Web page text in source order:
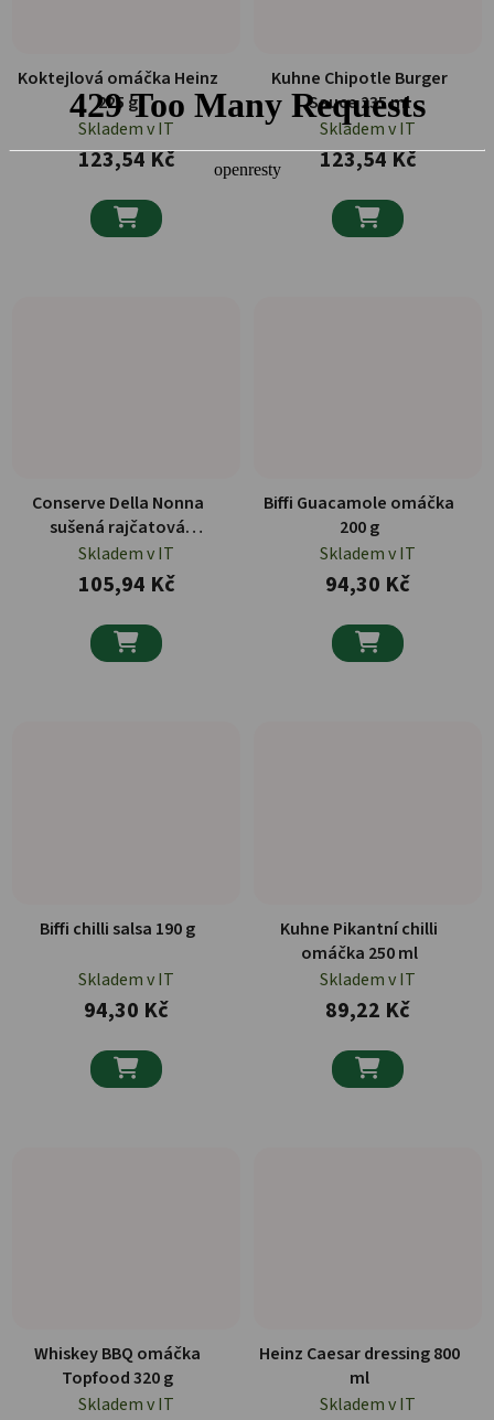
Koktejlová omáčka Heinz
225 g
Skladem v IT
123,54 Kč

Kuhne Chipotle Burger
Sauce 235 ml
Skladem v IT
123,54 Kč

Conserve Della Nonna
sušená rajčatová
pomazánka 190 g
Skladem v IT
105,94 Kč

Biffi Guacamole omáčka
200 g
Skladem v IT
94,30 Kč

Biffi chilli salsa 190 g
Skladem v IT
94,30 Kč

Kuhne Pikantní chilli
omáčka 250 ml
Skladem v IT
89,22 Kč

Whiskey BBQ omáčka
Topfood 320 g
Skladem v IT
Heinz Caesar dressing 800
ml
Skladem v IT